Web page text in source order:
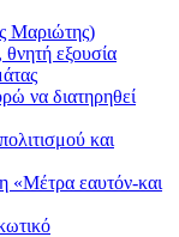
Μαριώτης)
εξουσία
να διατηρηθεί
και
«Μέτρα εαυτόν-και